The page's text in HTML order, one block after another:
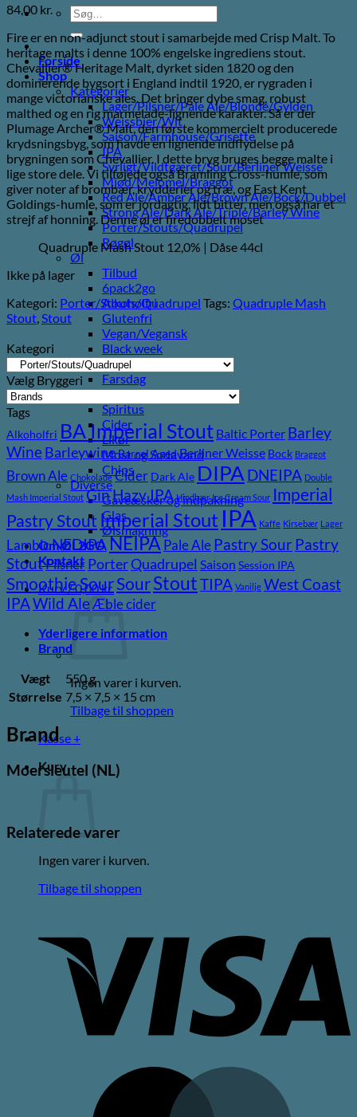
Søg
efter:
Forside
Shop
Kategorier
Lager/Pilsner/Pale Ale/Blonde/Gylden
Weissbier/Wit
Saison/Farmhouse/Grisette
IPA
Syrligt/Vildtgæret/Sour/Berliner Weisse
Mjød/Melomel/Braggot
Red Ale/Amber Ale/Brown Ale/Bock/Dubbel
Strong Ale/Dark Ale/Triple/Barley Wine
Porter/Stouts/Quadrupel
Røgøl
Øl
Tilbud
6pack2go
Alkoholfri
Glutenfri
Vegan/Vegansk
Black week
Juleøl
Farsdag
Andet
Spiritus
Cider
Likør
Most og Sodavand
Chips
Diverse
Gaveæsker og indpakning
Glas
Ølsmagning
Om ØL2GO
Kontakt
Kurv /0,00kr.
Ingen varer i kurven.
Tilbage til shoppen
Kasse +
Kurv
Ingen varer i kurven.
Tilbage til shoppen
84,00 kr.
Fire er en non-adjunct stout i samarbejde med Crisp Malt. To
heritage malts i denne 100% engelske ingrediens stout.
Chevallier® Heritage Malt, dyrket siden 1820 og den
dominerende bygsort i England indtil 1920, er rygraden i
mange victorianske ales. Det bringer dybe smag, robust
malthed og en rig marmelade-lignende karakter. Så er der
Plumage Archer® Malt, den første kommercielt producerede
krydsningsbyg, som havde en lignende indflydelse på
brygningen som Chevallier. I dette bryg bruges begge malte i
lige store dele. Vi tilføjede også Bramling Cross-humle, som
giver noter af brombær, krydderier og træ, og East Kent
Goldings-humle, som er jordagtig, lidt bitter, men også har et
strejf af honning. Denne øl er firedobbelt moset
Quadruple Mash Stout 12,0% | Dåse 44cl
Ikke på lager
Kategori: Porter/Stouts/Quadrupel Tags: Quadruple Mash
Stout,Stout
Kategori
Vælg Bryggeri
Tags
Alkoholfri BA Imperial Stout Baltic Porter Barley
Wine BarleywineBarrel Aged Berliner Weisse Bock Braggot
Brown Ale Chokolade Cider Dark Ale DIPA DNEIPA Double
Mash Imperial Stout GinHazy IPA Hindbær Ice Cream Sour Imperial
Pastry Stout Imperial Stout IPA Kaffe Kirsebær Lager
LambicNEDIPANEIPAPale Ale Pastry Sour Pastry
StoutPilsnerPorterQuadrupel Saison Session IPA
Smoothie SourSourStoutTIPA Vanilje West Coast
IPAWild AleÆble cider
Yderligere information
Brand
Vægt
550 g
Størrelse 7,5 × 7,5 × 15 cm
Brand
Moersleutel (NL)
Relaterede varer